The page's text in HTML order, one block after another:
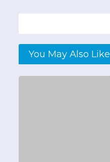
You May Also Like